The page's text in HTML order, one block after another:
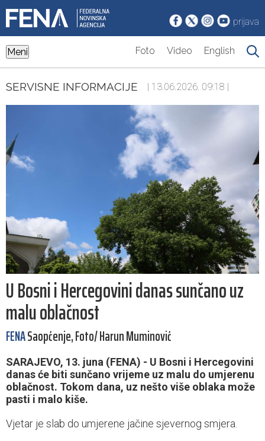
prijava
Meni Foto Video English
SERVISNE INFORMACIJE | 13.06.2026. 09:18 |
U Bosni i Hercegovini danas sunčano uz
malu oblačnost
FENASaopćenje, Foto/ Harun Muminović
SARAJEVO, 13. juna (FENA) - U Bosni i Hercegovini
danas će biti sunčano vrijeme uz malu do umjerenu
oblačnost. Tokom dana, uz nešto više oblaka može
pasti i malo kiše.
Vjetar je slab do umjerene jačine sjevernog smjera.